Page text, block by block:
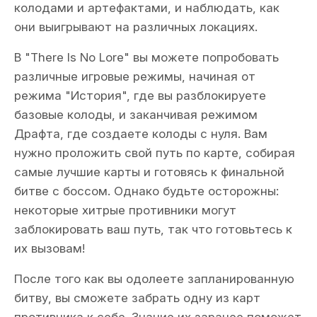
колодами и артефактами, и наблюдать, как
они выигрывают на различных локациях.
В "There Is No Lore" вы можете попробовать
различные игровые режимы, начиная от
режима "История", где вы разблокируете
базовые колоды, и заканчивая режимом
Драфта, где создаете колоды с нуля. Вам
нужно проложить свой путь по карте, собирая
самые лучшие карты и готовясь к финальной
битве с боссом. Однако будьте осторожны:
некоторые хитрые противники могут
заблокировать ваш путь, так что готовьтесь к
их вызовам!
После того как вы одолеете запланированную
битву, вы сможете забрать одну из карт